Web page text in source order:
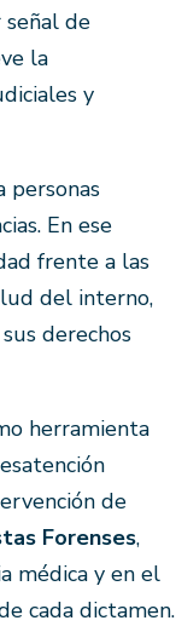
señal de
la
y
personas
En ese
frente a las
del interno,
derechos
herramienta
de
Forenses,
médica y en el
cada dictamen.